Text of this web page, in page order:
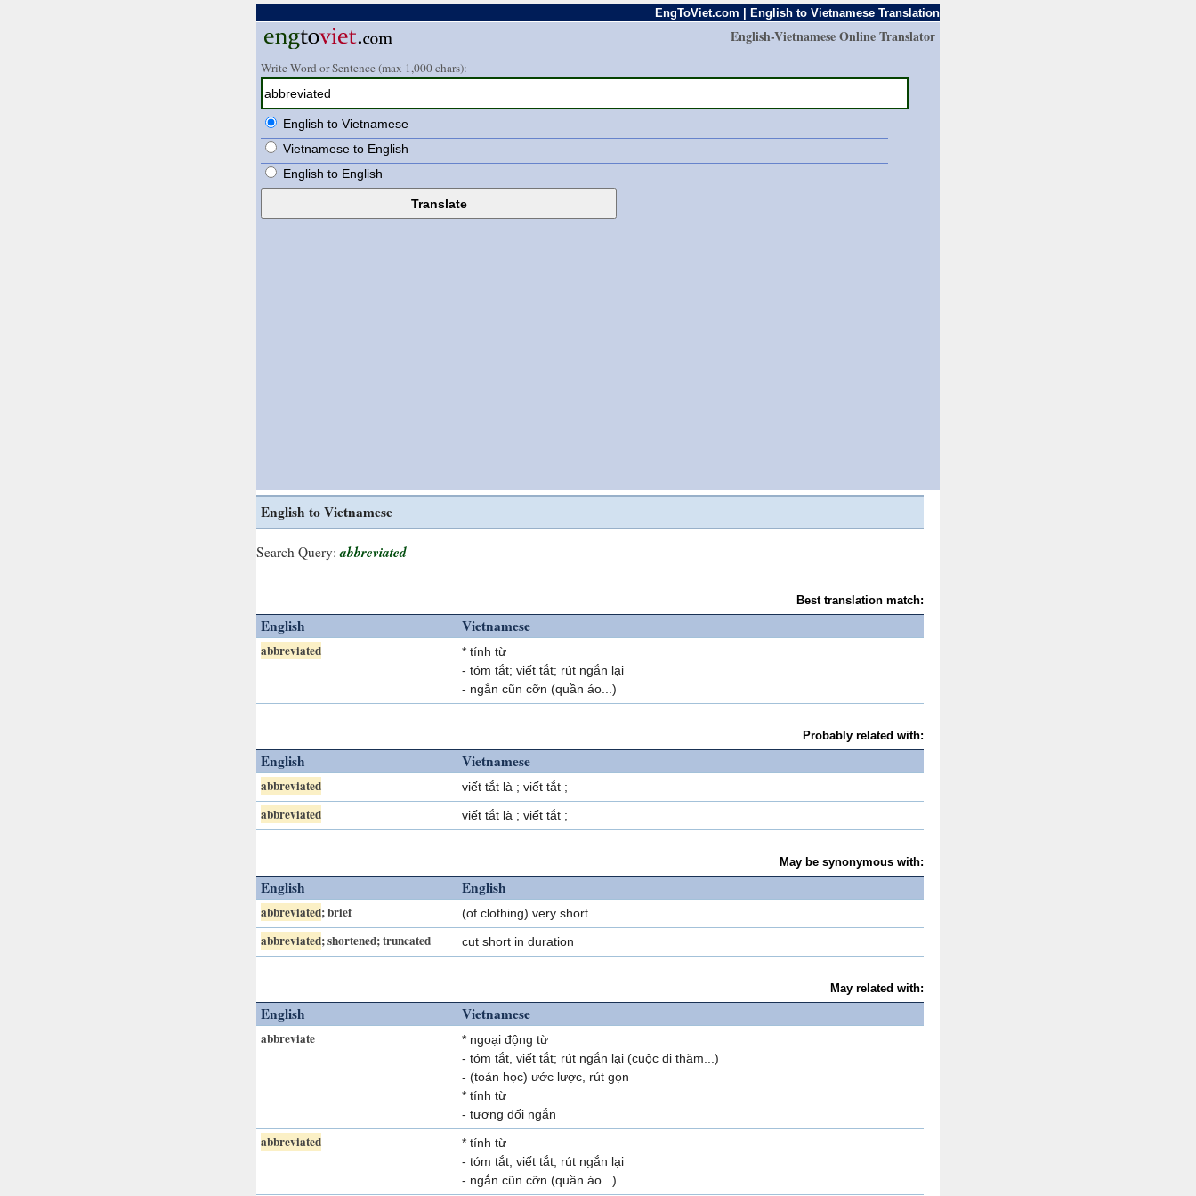
EngToViet.com | English to Vietnamese Translation
English-Vietnamese Online Translator
Write Word or Sentence (max 1,000 chars):
English to Vietnamese
Vietnamese to English
English to English
English to Vietnamese
Search Query: abbreviated
Best translation match:
English Vietnamese
abbreviated
* tính từ
- tóm tắt; viết tắt; rút ngắn lại
- ngắn cũn cỡn (quần áo...)
Probably related with:
English Vietnamese
abbreviated viết tắt là ; viết tắt ;
abbreviated viết tắt là ; viết tắt ;
May be synonymous with:
English English
abbreviated; brief (of clothing) very short
abbreviated; shortened; truncated cut short in duration
May related with:
English Vietnamese
abbreviate
* ngoại động từ
- tóm tắt, viết tắt; rút ngắn lại (cuộc đi thăm...)
- (toán học) ước lược, rút gọn
* tính từ
- tương đối ngắn
abbreviated
* tính từ
- tóm tắt; viết tắt; rút ngắn lại
- ngắn cũn cỡn (quần áo...)